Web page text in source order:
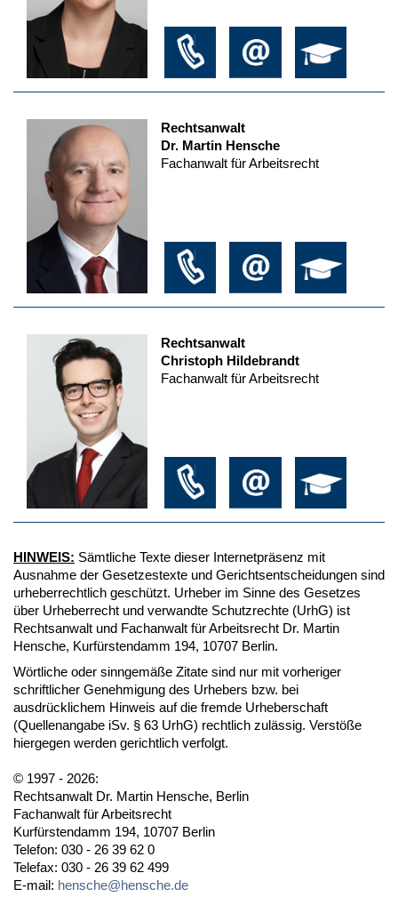
Rechtsanwalt
Dr. Martin Hensche
Fachanwalt für Arbeitsrecht
Rechtsanwalt
Christoph Hildebrandt
Fachanwalt für Arbeitsrecht
HINWEIS: Sämtliche Texte dieser Internetpräsenz mit
Ausnahme der Gesetzestexte und Gerichtsentscheidungen sind
urheberrechtlich geschützt. Urheber im Sinne des Gesetzes
über Urheberrecht und verwandte Schutzrechte (UrhG) ist
Rechtsanwalt und Fachanwalt für Arbeitsrecht Dr. Martin
Hensche, Kurfürstendamm 194, 10707 Berlin.
Wörtliche oder sinngemäße Zitate sind nur mit vorheriger
schriftlicher Genehmigung des Urhebers bzw. bei
ausdrücklichem Hinweis auf die fremde Urheberschaft
(Quellenangabe iSv. § 63 UrhG) rechtlich zulässig. Verstöße
hiergegen werden gerichtlich verfolgt.
© 1997 - 2026:
Rechtsanwalt Dr. Martin Hensche, Berlin
Fachanwalt für Arbeitsrecht
Kurfürstendamm 194, 10707 Berlin
Telefon: 030 - 26 39 62 0
Telefax: 030 - 26 39 62 499
E-mail: hensche@hensche.de